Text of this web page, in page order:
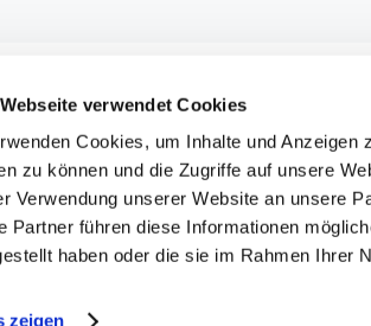
verwendet Cookies
Cookies, um Inhalte und
zu können und die Zugriffe auf unsere
Verwendung unserer Website an unsere
Partner führen diese Informationen
haben oder die sie im Rahmen Ihrer
zeigen
TCL Consulting GmbH |